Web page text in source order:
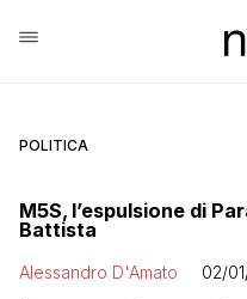
POLITICA
M5S, l’espulsione di
Battista
Alessandro D'Amato 02/